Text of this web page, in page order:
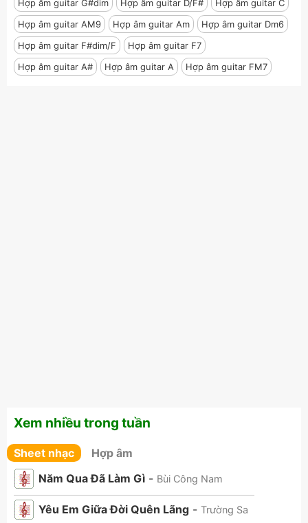
Hợp âm guitar G#dim Hợp âm guitar D/F#
Hợp âm guitar C
Hợp âm guitar AM9
Hợp âm guitar Am
Hợp âm guitar Dm6
Hợp âm guitar F#dim/F
Hợp âm guitar F7
Hợp âm guitar A#
Hợp âm guitar A Hợp âm guitar FM7
Xem nhiều trong tuần
Sheet nhạc
Hợp âm
Năm Qua Đã Làm Gì - Bùi Công Nam
Yêu Em Giữa Đời Quên Lãng - Trường Sa